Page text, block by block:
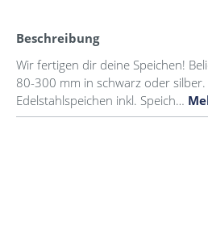
Beschreibung
Wir fertigen dir deine Speichen!
80-300 mm in schwarz oder
Edelstahlspeichen inkl. Speich…